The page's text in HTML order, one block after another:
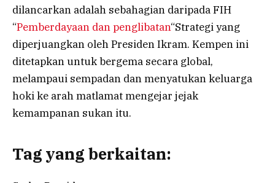
dilancarkan adalah sebahagian daripada FIH
“Pemberdayaan dan penglibatan“Strategi yang
diperjuangkan oleh Presiden Ikram. Kempen ini
ditetapkan untuk bergema secara global,
melampaui sempadan dan menyatukan keluarga
hoki ke arah matlamat mengejar jejak
kemampanan sukan itu.
Tag yang berkaitan: